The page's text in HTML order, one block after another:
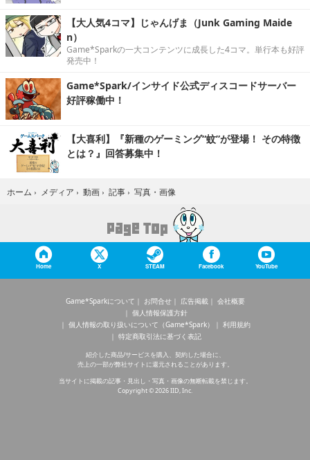
【大人気4コマ】じゃんげま（Junk Gaming Maide
n）
Game*Sparkの一大コンテンツに成長した4コマ。単行本も好評
発売中！
Game*Spark/インサイド公式ディスコードサーバー
好評稼働中！
【大喜利】『新種のゲーミング“蚊”が登場！ その特徴
とは？』回答募集中！
ホーム › メディア › 動画 › 記事 › 写真・画像
Home X STEAM Facebook YouTube
Game*Sparkについて お問合せ 広告掲載
会社概要
個人情報保護方針
個人情報の取り扱いについて（Game*Spark）
利用規約
特定商取引法に基づく表記
紹介した商品/サービスを購入、契約した場合に、
売上の一部が弊社サイトに還元されることがあります。
当サイトに掲載の記事・見出し・写真・画像の無断転載を禁じます。
Copyright © 2026 IID, Inc.